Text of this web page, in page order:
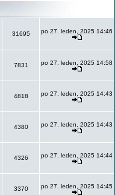
31695 po 27. leden, 2025 14:46
7831 po 27. leden, 2025 14:58
4818 po 27. leden, 2025 14:43
4380 po 27. leden, 2025 14:43
4326 po 27. leden, 2025 14:44
3370 po 27. leden, 2025 14:45